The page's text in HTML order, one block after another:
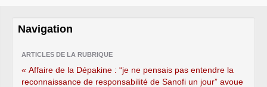
Navigation
ARTICLES DE LA RUBRIQUE
« Affaire de la Dépakine : “je ne pensais pas entendre la
reconnaissance de responsabilité de Sanofi un jour” avoue